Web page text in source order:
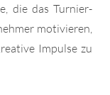
die das Turnier-
motivieren,
Impulse zu